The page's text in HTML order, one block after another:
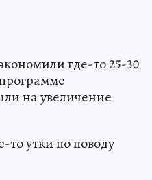
где-то 25-30
на увеличение
утки по поводу